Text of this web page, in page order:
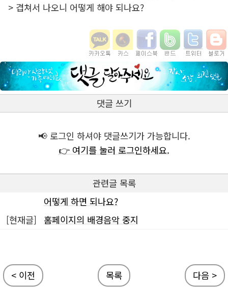
> 겹쳐서 나오니 어떻게 해야 되나요?
댓글 쓰기
📢 로그인 하셔야 댓글쓰기가 가능합니다.
👉 여기를 눌러 로그인하세요.
관련글 목록
어떻게 하면 되나요?
[현재글]
홈페이지의 배경음악 중지
< 이전 목록 다음 >